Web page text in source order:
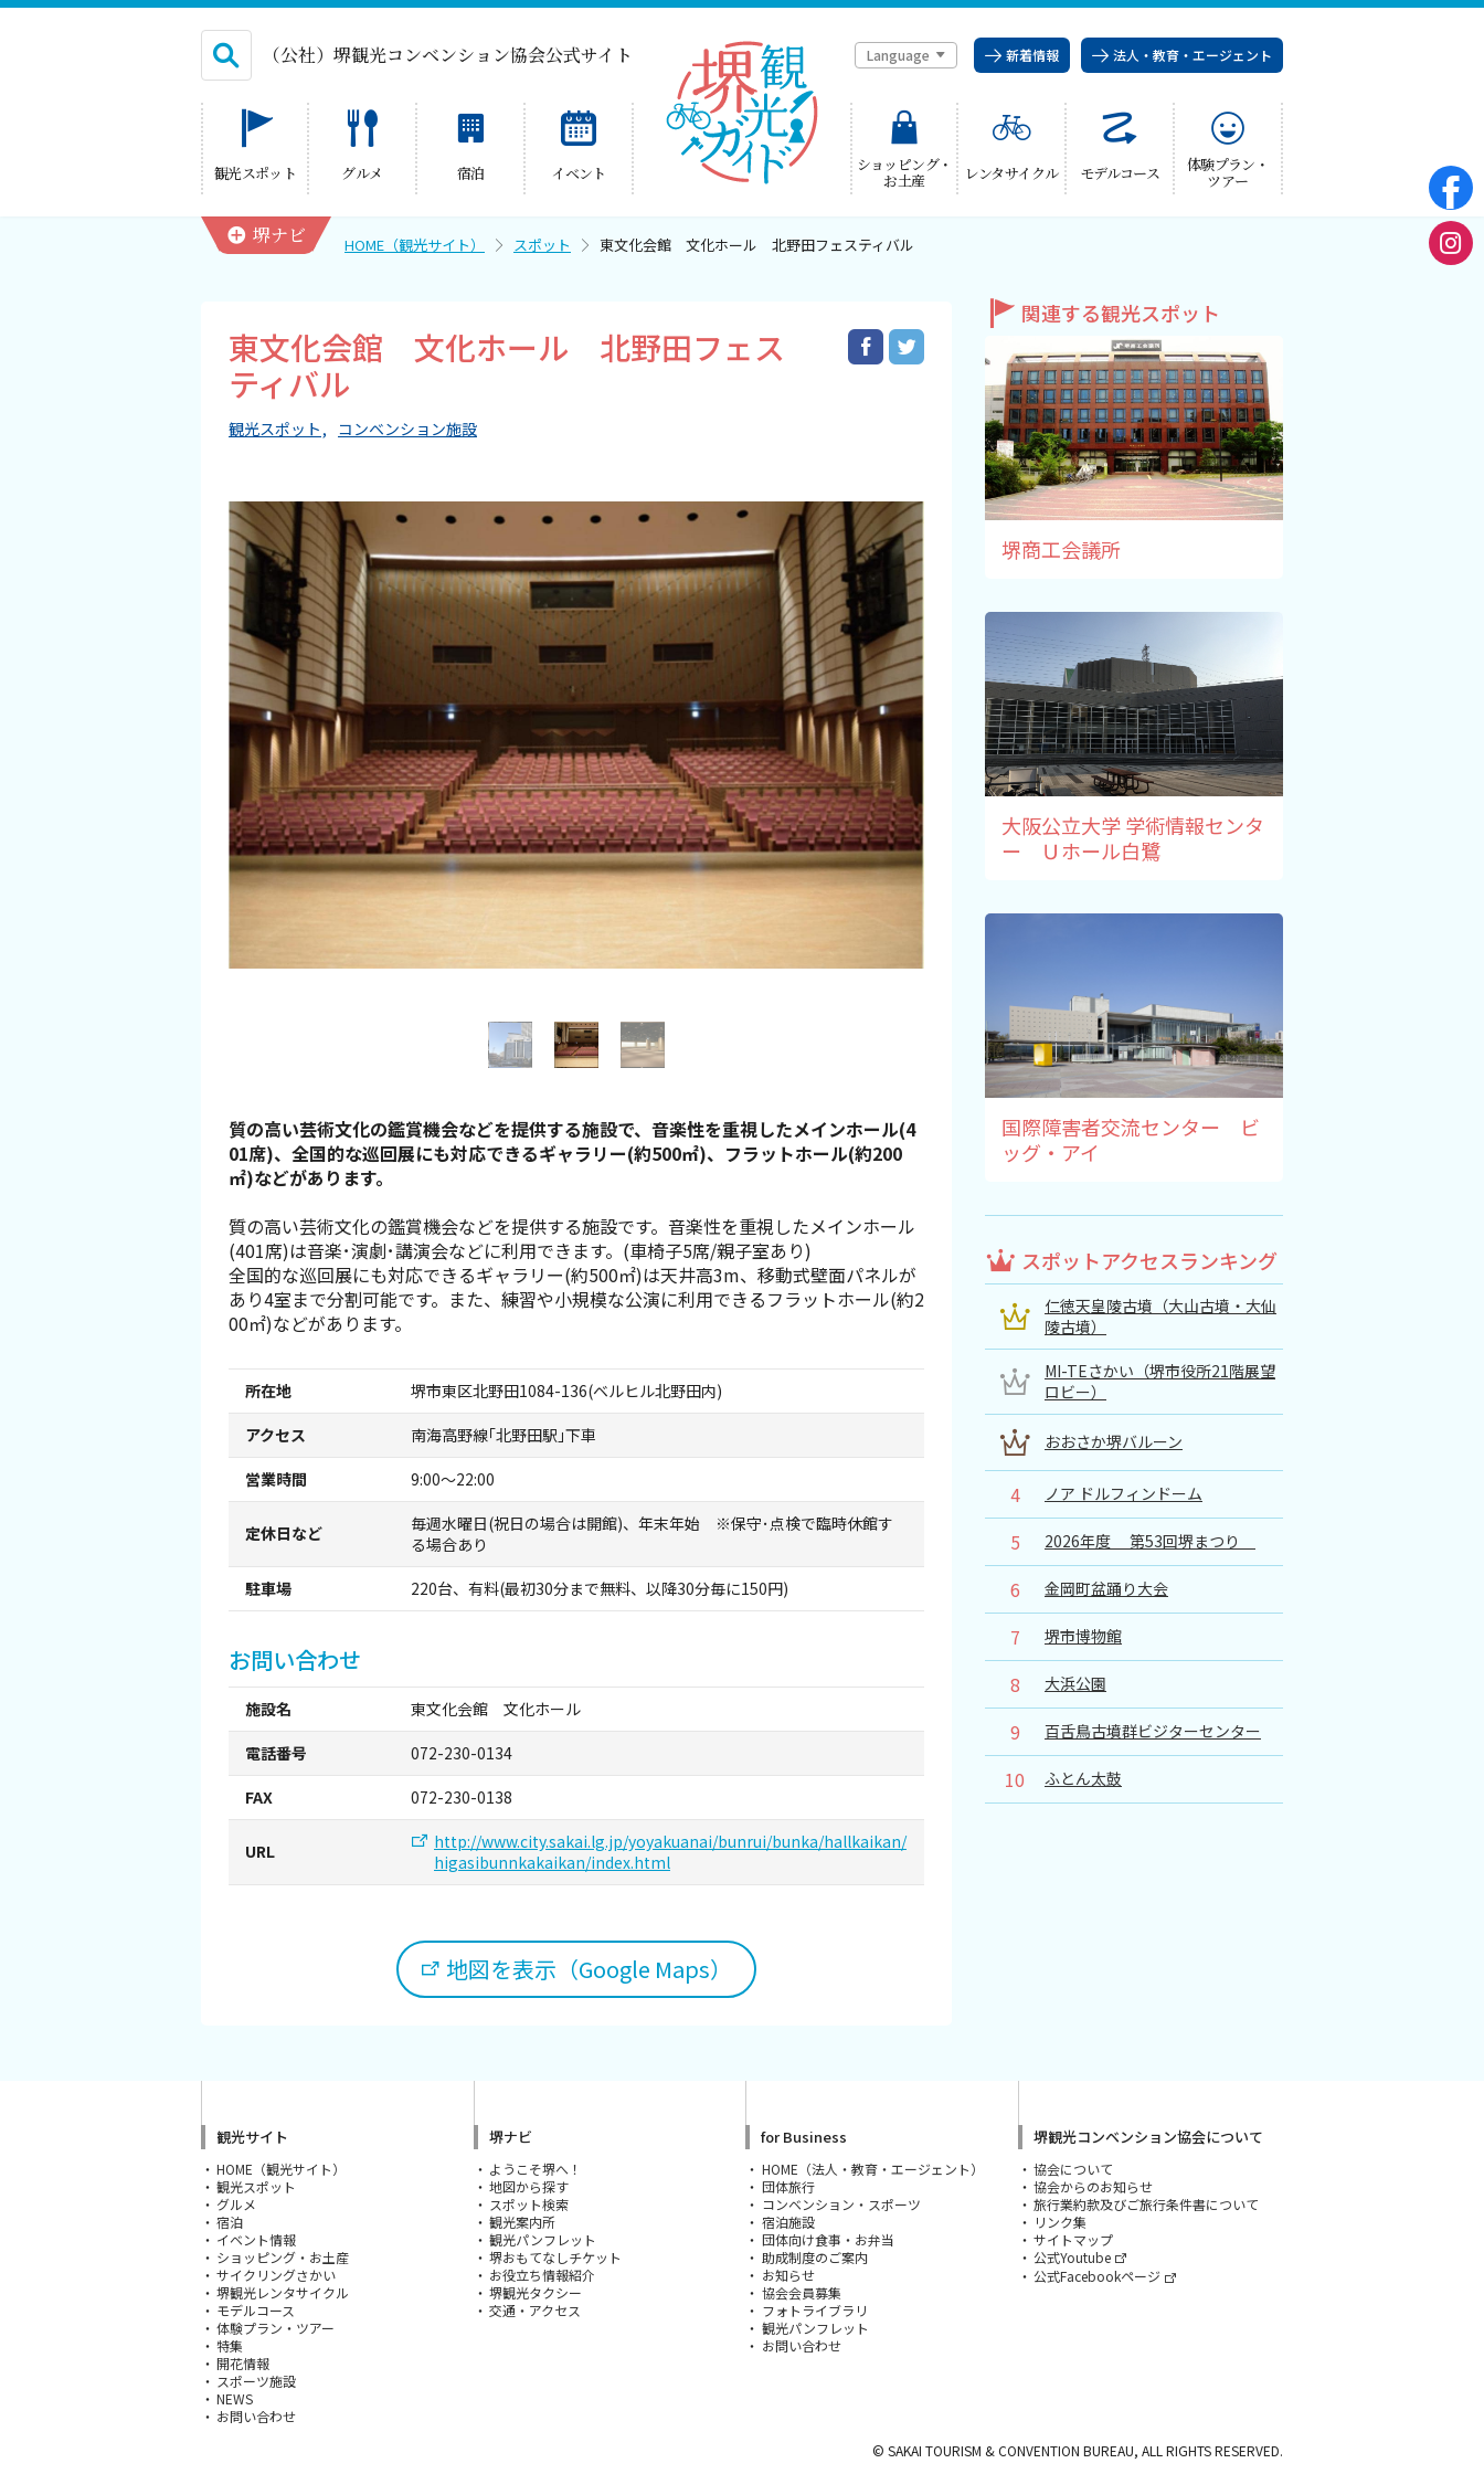
（公社）堺観光コンベンション協会公式サイト Language 新着情報 法人・教育・エージェント
観光スポット グルメ 宿泊 イベント ショッピング・
お土産 レンタサイクル モデルコース 体験プラン・
ツアー
简体中文
堺観光コンベンション協会について
for Business
堺ナビ HOME（観光サイト） スポット 東文化会館 文化ホール 北野田フェスティバル
東文化会館 文化ホール 北野田フェス
ティバル
観光スポット コンベンション施設
質の高い芸術文化の鑑賞機会などを提供する施設で、音楽性を重視したメインホール(4
01席)、全国的な巡回展にも対応できるギャラリー(約500㎡)、フラットホール(約200
㎡)などがあります。
質の高い芸術文化の鑑賞機会などを提供する施設です。音楽性を重視したメインホール
(401席)は音楽･演劇･講演会などに利用できます。(車椅子5席/親子室あり)
全国的な巡回展にも対応できるギャラリー(約500㎡)は天井高3m、移動式壁面パネルが
あり4室まで分割可能です。また、練習や小規模な公演に利用できるフラットホール(約2
00㎡)などがあります。
所在地
堺市東区北野田1084-136(ベルヒル北野田内)
アクセス
南海高野線｢北野田駅｣下車
営業時間
9:00～22:00
定休日など
毎週水曜日(祝日の場合は開館)、年末年始 ※保守･点検で臨時休館す
る場合あり
駐車場
220台、有料(最初30分まで無料、以降30分毎に150円)
お問い合わせ
施設名
東文化会館 文化ホール
電話番号
072-230-0134
FAX
072-230-0138
URL
http://www.city.sakai.lg.jp/yoyakuanai/bunrui/bunka/hallkaikan/
higasibunnkakaikan/index.html
地図を表示（Google Maps）
関連する観光スポット
堺商工会議所
大阪公立大学 学術情報センタ
ー Ｕホール白鷺
国際障害者交流センター ビ
ッグ・アイ
スポットアクセスランキング
仁徳天皇陵古墳（大山古墳・大仙
陵古墳）
MI-TEさかい（堺市役所21階展望
ロビー）
おおさか堺バルーン
4 ノア ドルフィンドーム
5 2026年度 第53回堺まつり
6 金岡町盆踊り大会
7 堺市博物館
8 大浜公園
9 百舌鳥古墳群ビジターセンター
10 ふとん太鼓
観光サイト
HOME（観光サイト）
観光スポット
グルメ
宿泊
イベント情報
ショッピング・お土産
サイクリングさかい
堺観光レンタサイクル
モデルコース
体験プラン・ツアー
特集
開花情報
スポーツ施設
NEWS
お問い合わせ
堺ナビ
ようこそ堺へ！
地図から探す
スポット検索
観光案内所
観光パンフレット
堺おもてなしチケット
お役立ち情報紹介
堺観光タクシー
交通・アクセス
for Business
HOME（法人・教育・エージェント）
団体旅行
コンベンション・スポーツ
宿泊施設
団体向け食事・お弁当
助成制度のご案内
お知らせ
協会会員募集
フォトライブラリ
観光パンフレット
お問い合わせ
堺観光コンベンション協会について
協会について
協会からのお知らせ
旅行業約款及びご旅行条件書について
リンク集
サイトマップ
公式Youtube
公式Facebookページ
© SAKAI TOURISM & CONVENTION BUREAU, ALL RIGHTS RESERVED.